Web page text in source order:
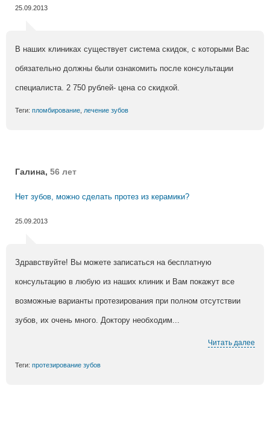
25.09.2013
В наших клиниках существует система скидок, с которыми Вас
обязательно должны были ознакомить после консультации
специалиста. 2 750 рублей- цена со скидкой.
Теги: пломбирование лечение зубов
Галина, 56 лет
Нет зубов, можно сделать протез из керамики?
25.09.2013
Здравствуйте! Вы можете записаться на бесплатную
консультацию в любую из наших клиник и Вам покажут все
возможные варианты протезирования при полном отсутствии
зубов, их очень много. Доктору необходим...
Читать далее
Теги: протезирование зубов